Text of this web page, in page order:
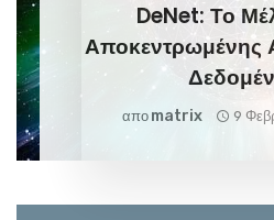
DeNet: Το
Αποκεντρωμένης
απο Matrix 9